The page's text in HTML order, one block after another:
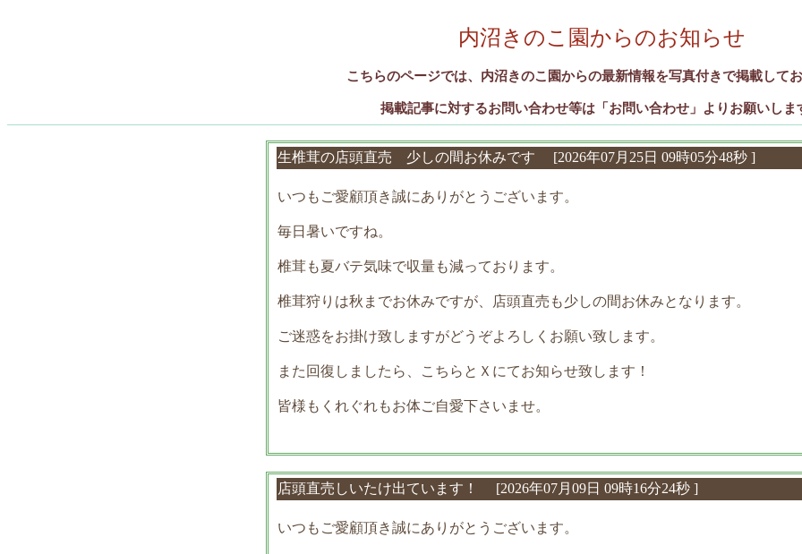
内沼きのこ園からのお知らせ
こちらのページでは、内沼きのこ園からの最新情報を写真付きで掲載して
掲載記事に対するお問い合わせ等は「お問い合わせ」よりお願いしま
生椎茸の店頭直売 少しの間お休みです [2026年07月25日 09時05分48秒 ]
いつもご愛顧頂き誠にありがとうございます。
毎日暑いですね。
椎茸も夏バテ気味で収量も減っております。
椎茸狩りは秋までお休みですが、店頭直売も少しの間お休みとなります。
ご迷惑をお掛け致しますがどうぞよろしくお願い致します。
また回復しましたら、こちらとＸにてお知らせ致します！
皆様もくれぐれもお体ご自愛下さいませ。
店頭直売しいたけ出ています！ [2026年07月09日 09時16分24秒 ]
いつもご愛顧頂き誠にありがとうございます。